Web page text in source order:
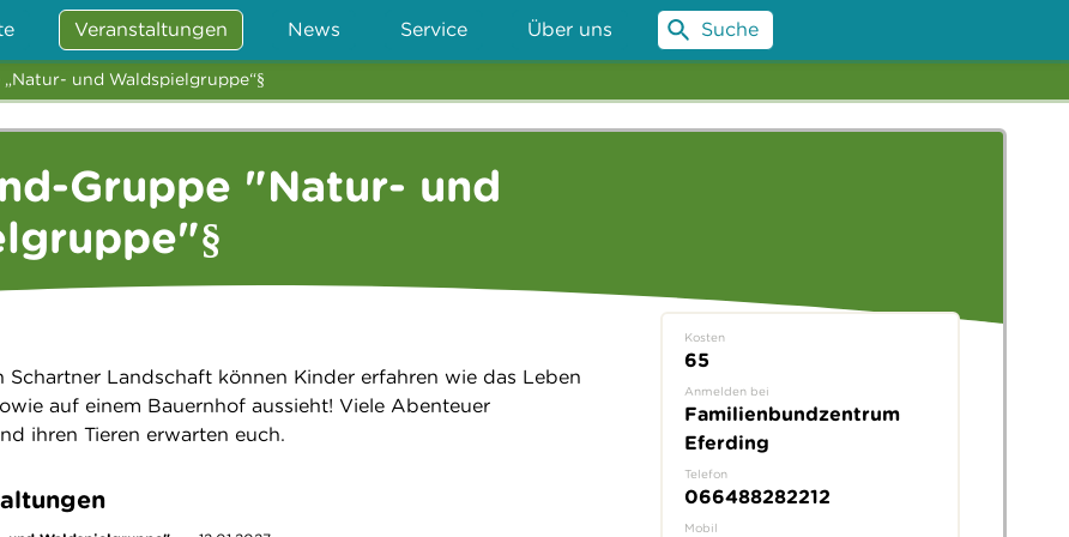
Veranstaltungen News Service Über uns Suche
und Waldspielgruppe“§
Gruppe "Natur- und
Schartner Landschaft können Kinder erfahren wie das Leben
auf einem Bauernhof aussieht! Viele Abenteuer
ihren Tieren erwarten euch.
Kosten
65
Anmelden bei
Familienbundzentrum
Eferding
Telefon
066488282212
Mobil